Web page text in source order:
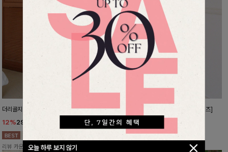
오늘 하루 보지 않기
더리골지 카라니트
12%29,900
리뷰 카운트 영역
강력한편안함 와이드슬랙스[FREE,L사이즈]
10% 37,800
리뷰 카운트 영역